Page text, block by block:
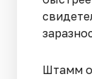
Штамм